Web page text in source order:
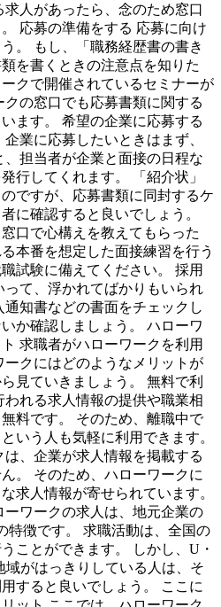
人があったら、念のため窓口
応募の準備をする 応募に向け
。 もし、「職務経歴書の書き
を書くときの注意点を知りた
クで開催されているセミナーが
の窓口でも応募書類に関する
ます。 希望の企業に応募する
業に応募したいときはまず、
担当者が企業と面接の日程な
行してくれます。 「紹介状」
ですが、応募書類に同封するケ
に確認すると良いでしょう。
口で心構えを教えてもらった
本番を想定した面接練習を行う
試験に備えてください。 採用
て、浮かれてばかりもいられ
知書などの書面をチェックし
か確認しましょう。 ハローワ
求職者がハローワークを利用
クにはどのようなメリットが
見ていきましょう。 無料で利
れる求人情報の提供や職業相
料です。 そのため、離職中で
いう人も気軽に利用できます。
、企業が求人情報を掲載する
。 そのため、ハローワークに
求人情報が寄せられています。
ワークの求人は、地元企業の
特徴です。 求職活動は、全国の
ことができます。 しかし、U・
がはっきりしている人は、そ
すると良いでしょう。 ここに